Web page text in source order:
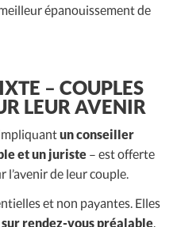
épanouissement de
– COUPLES
LEUR AVENIR
un conseiller
et un juriste – est offerte
l’avenir de leur couple.
et non payantes. Elles
sur rendez-vous préalable.